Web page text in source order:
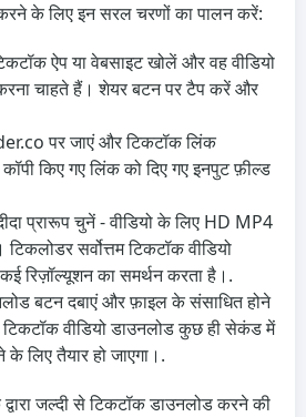
के लिए इन सरल चरणों का पालन करें:
ऐप या वेबसाइट खोलें और वह वीडियो
चाहते हैं। शेयर बटन पर टैप करें और
पर जाएं और टिकटॉक लिंक
किए गए लिंक को दिए गए इनपुट फ़ील्ड
प्रारूप चुनें - वीडियो के लिए HD MP4
सर्वोत्तम टिकटॉक वीडियो
रिज़ॉल्यूशन का समर्थन करता है।.
बटन दबाएं और फ़ाइल के संसाधित होने
वीडियो डाउनलोड कुछ ही सेकंड में
लिए तैयार हो जाएगा।.
जल्दी से टिकटॉक डाउनलोड करने की